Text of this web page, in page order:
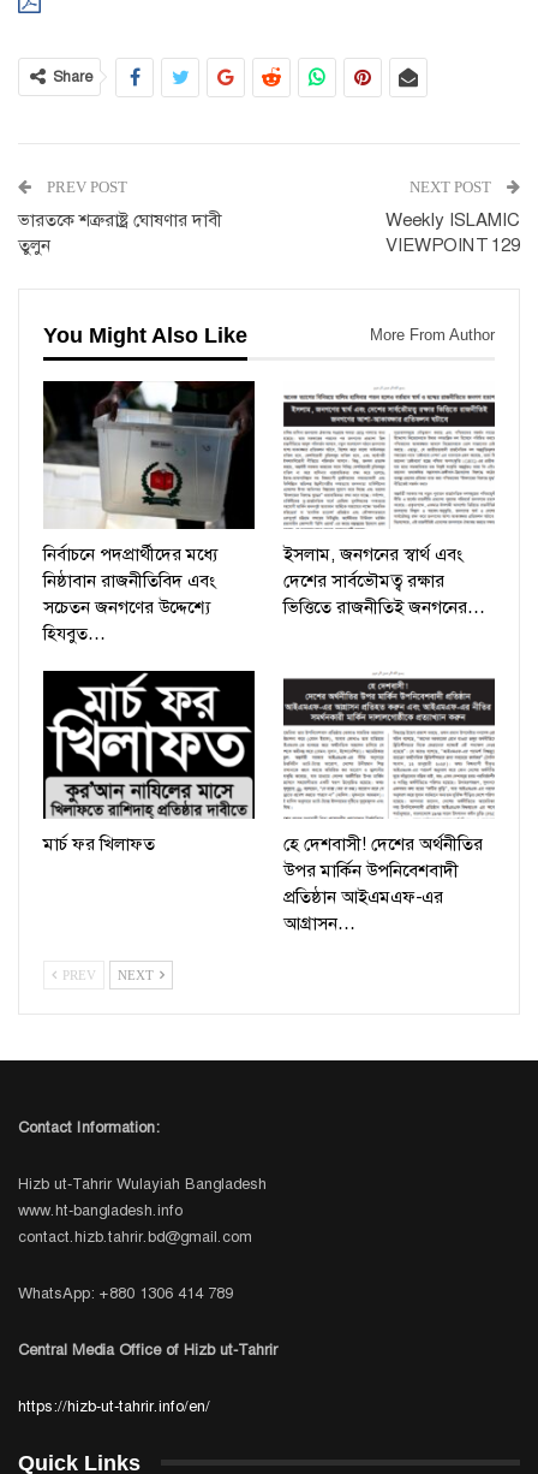
Share
PREV POST
ভারতকে শত্রুরাষ্ট্র ঘোষণার দাবী
তুলুন
NEXT POST
Weekly ISLAMIC
VIEWPOINT 129
You Might Also Like More From Author
নির্বাচনে পদপ্রার্থীদের মধ্যে
নিষ্ঠাবান রাজনীতিবিদ এবং
সচেতন জনগণের উদ্দেশ্যে
হিযবুত…
ইসলাম, জনগনের স্বার্থ এবং
দেশের সার্বভৌমত্ব রক্ষার
ভিত্তিতে রাজনীতিই জনগনের…
মার্চ ফর খিলাফত
হে দেশবাসী! দেশের অর্থনীতির
উপর মার্কিন উপনিবেশবাদী
প্রতিষ্ঠান আইএমএফ-এর
আগ্রাসন…
PREV NEXT
Contact Information:
Hizb ut-Tahrir Wulayiah Bangladesh
www.ht-bangladesh.info
contact.hizb.tahrir.bd@gmail.com
WhatsApp: +880 1306 414 789
Central Media Office of Hizb ut-Tahrir
https://hizb-ut-tahrir.info/en/
Quick Links